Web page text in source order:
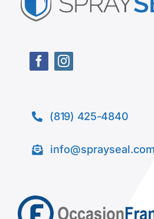
(819) 425-4840
info@sprayseal.com